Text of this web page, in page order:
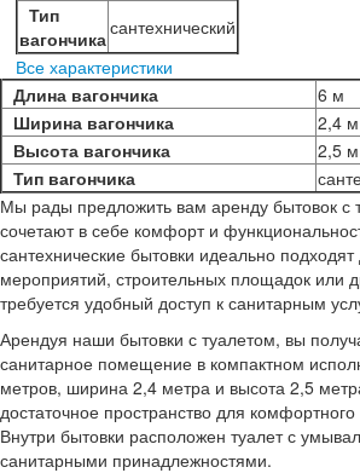
Тип
вагончикасантехнический
Все характеристики
Длина вагончика
6 м
Ширина вагончика
2,4 м
Высота вагончика
2,5 м
Тип вагончика
Мы рады предложить вам аренду бытовок с
сочетают в себе комфорт и
сантехнические бытовки идеально
мероприятий, строительных площадок или
требуется удобный доступ к санитарным
Арендуя наши бытовки с туалетом, вы
санитарное помещение в компактном
метров, ширина 2,4 метра и высота 2,5
достаточное пространство для
Внутри бытовки расположен туалет с
санитарными принадлежностями.